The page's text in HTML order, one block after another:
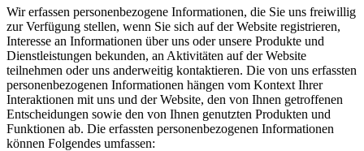
Wir erfassen personenbezogene Informationen, die Sie uns freiwillig
zur Verfügung stellen, wenn Sie sich auf der Website registrieren,
Interesse an Informationen über uns oder unsere Produkte und
Dienstleistungen bekunden, an Aktivitäten auf der Website
teilnehmen oder uns anderweitig kontaktieren. Die von uns erfassten
personenbezogenen Informationen hängen vom Kontext Ihrer
Interaktionen mit uns und der Website, den von Ihnen getroffenen
Entscheidungen sowie den von Ihnen genutzten Produkten und
Funktionen ab. Die erfassten personenbezogenen Informationen
können Folgendes umfassen: